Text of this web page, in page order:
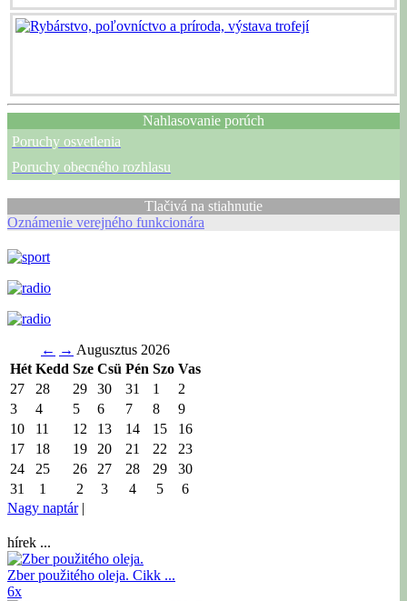
Nahlasovanie porúch
Poruchy osvetlenia
Poruchy obecného rozhlasu
Tlačivá na stiahnutie
Oznámenie verejného funkcionára
← → Augusztus 2026
Hét Kedd Sze Csü Pén Szo Vas
27
28 29 30 31 1
2
3
4 5 6 7 8
9
10
11 12 13 14 15
16
17
18 19 20 21 22
23
24
25 26 27 28 29
30
31
1 2 3 4 5
6
Nagy naptár|
hírek ...
Zber použitého oleja. Cikk ...
6x